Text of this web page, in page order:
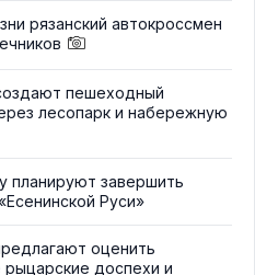
рязанский автокроссмен
пешеходный
лесопарк и набережную
планируют завершить
Руси»
оценить
доспехи и